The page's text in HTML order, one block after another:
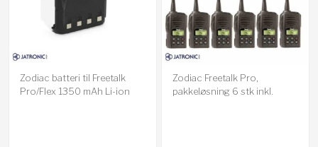
Zodiac batteri til Freetalk
Pro/Flex 1350 mAh Li-ion
Zodiac Freetalk Pro,
pakkeløsning 6 stk inkl.